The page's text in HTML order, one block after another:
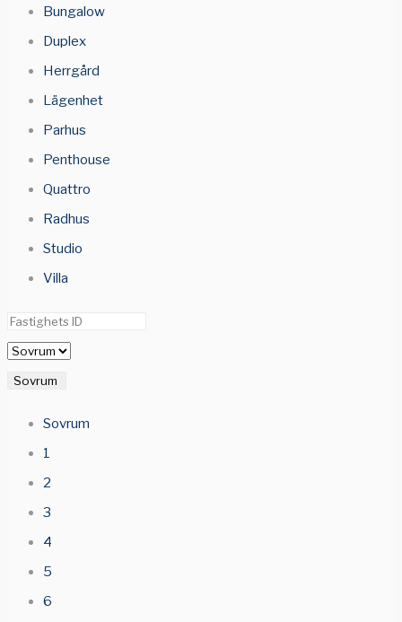
Bungalow
Duplex
Herrgård
Lägenhet
Parhus
Penthouse
Quattro
Radhus
Studio
Villa
Sovrum
Sovrum
1
2
3
4
5
6